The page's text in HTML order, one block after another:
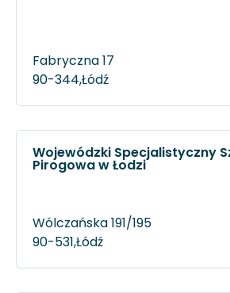
Fabryczna 17
90-344,Łódź
Wojewódzki Specjalistyczny
Pirogowa w Łodzi
Wólczańska 191/195
90-531,Łódź